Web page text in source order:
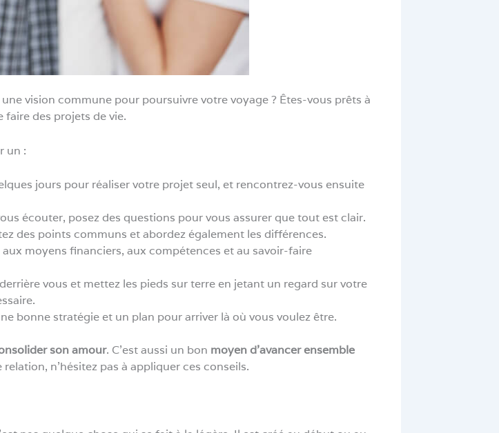
vision commune pour poursuivre votre voyage ? Êtes-vous prêts à
faire des projets de vie.
un :
jours pour réaliser votre projet seul, et rencontrez-vous ensuite
écouter, posez des questions pour vous assurer que tout est clair.
des points communs et abordez également les différences.
moyens financiers, aux compétences et au savoir-faire
vous et mettez les pieds sur terre en jetant un regard sur votre
bonne stratégie et un plan pour arriver là où vous voulez être.
son amour. C’est aussi un bon moyen d’avancer ensemble
n’hésitez pas à appliquer ces conseils.